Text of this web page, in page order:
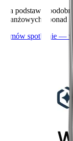
Na podstawie
branżowych i ponad
Umów spotkanie —